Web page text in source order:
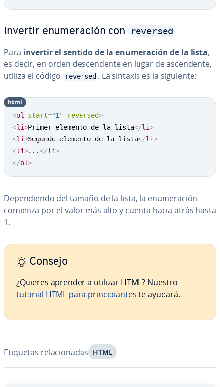
Invertir enu­me­ra­ción con reversed
Para invertir el sentido de la enu­me­ra­ción de la lista,
es decir, en orden de­s­ce­n­de­n­te en lugar de as­ce­n­de­n­te,
utiliza el código
reversed . La sintaxis es la siguiente:
<ol start="1 " reversed>
<li>Primer elemento de la lista</li>
<li>Segundo elemento de la lista</li>
<li>...</li>
</ol>
html
De­pe­n­die­n­do del tamaño de la lista, la enu­me­ra­ción
comienza por el valor más alto y cuenta hacia atrás hasta
1.
Consejo
¿Quieres aprender a utilizar HTML? Nuestro
tutorial HTML para pri­n­ci­pia­n­tes te ayudará.
Etiquetas re­la­cio­na­das HTML